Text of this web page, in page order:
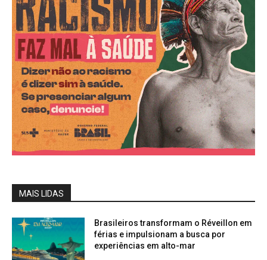
MAIS LIDAS
Brasileiros transformam o Réveillon em
férias e impulsionam a busca por
experiências em alto-mar